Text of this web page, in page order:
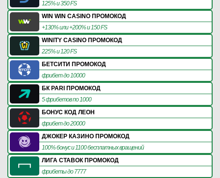
125% и 350 FS
WIN WIN CASINO ПРОМОКОД
+130% или +200% и 150 FS
WINITY CASINO ПРОМОКОД
225% и 120 FS
БЕТСИТИ ПРОМОКОД
фрибет до 10000
БК PARI ПРОМОКОД
5 фрибетов по 1000
БОНУС КОД ЛЕОН
фрибет до 20000
ДЖОКЕР КАЗИНО ПРОМОКОД
100% бонус и 1100 бесплатных вращений
ЛИГА СТАВОК ПРОМОКОД
фрибеты до 7777